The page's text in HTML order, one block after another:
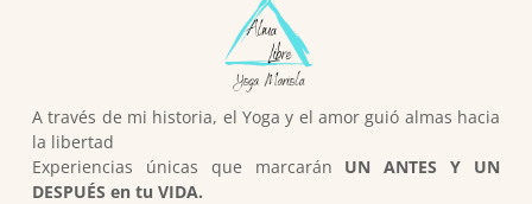
A través de mi historia, el Yoga y el amor guió almas hacia
la libertad
Experiencias únicas que marcarán UN ANTES Y UN
DESPUÉS en tu VIDA.